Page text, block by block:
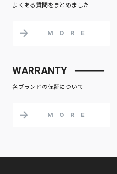
よくある質問をまとめました
MORE
WARRANTY
各ブランドの保証について
MORE